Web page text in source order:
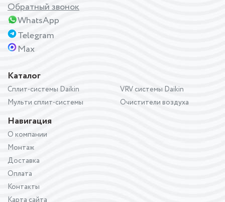
Каталог
Сплит-системы Daikin
Мульти сплит-системы
VRV системы Daikin
Очистители воздуха
Навигация
О компании
Монтаж
Доставка
Оплата
Контакты
Обратный звонок
WhatsApp
Telegram
Max